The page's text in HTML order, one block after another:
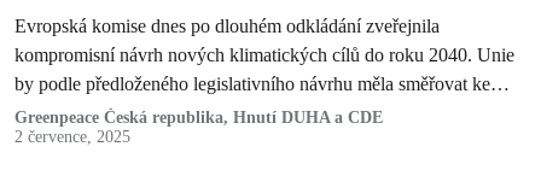
Evropská komise dnes po dlouhém odkládání zveřejnila
kompromisní návrh nových klimatických cílů do roku 2040. Unie
by podle předloženého legislativního návrhu měla směřovat ke
snížení emisí skleníkových plynů o 90 % oproti roku 1990. Nová
pravidla ale také mluví o řadě výjimek.
Greenpeace Česká republika, Hnutí DUHA a CDE
2 července, 2025